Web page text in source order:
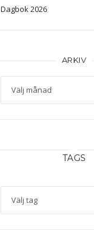
Dagbok 2026
ARKIV
Arkiv
TAGS